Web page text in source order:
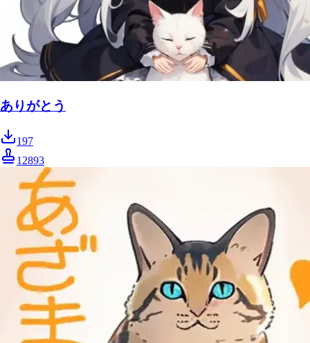
ありがとう
197
12893